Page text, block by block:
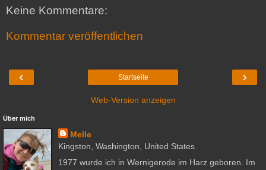
Keine Kommentare:
Kommentar veröffentlichen
‹ ›
Startseite
Web-Version anzeigen
Über mich
Melle
Kingston, Washington, United States
1977 wurde ich in Wernigerode im Harz geboren. Im